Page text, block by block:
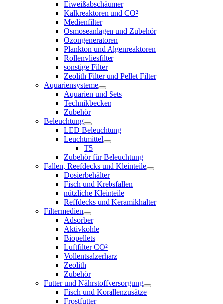
Eiweißabschäumer
Kalkreaktoren und CO²
Medienfilter
Osmoseanlagen und Zubehör
Ozongeneratoren
Plankton und Algenreaktoren
Rollenvliesfilter
sonstige Filter
Zeolith Filter und Pellet Filter
Aquariensysteme
Aquarien und Sets
Technikbecken
Zubehör
Beleuchtung
LED Beleuchtung
Leuchtmittel
T5
Zubehör für Beleuchtung
Fallen, Reefdecks und Kleinteile
Dosierbehälter
Fisch und Krebsfallen
nützliche Kleinteile
Reffdecks und Keramikhalter
Filtermedien
Adsorber
Aktivkohle
Biopellets
Luftfilter CO²
Vollentsalzerharz
Zeolith
Zubehör
Futter und Nährstoffversorgung
Fisch und Korallenzusätze
Frostfutter